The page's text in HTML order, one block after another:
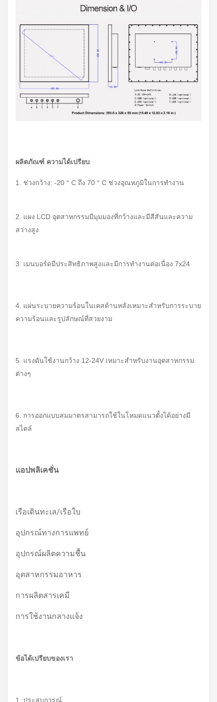
ผลิตภัณฑ์ ความได้เปรียบ
1. ช่วงกว้าง: -20 ° C ถึง 70 ° C ช่วงอุณหภูมิในการทำงาน
2. แผง LCD อุตสาหกรรมมีมุมมองที่กว้างและมีสีสันและความ
สว่างสูง
3. เมนบอร์ดมีประสิทธิภาพสูงและมีการทำงานต่อเนื่อง 7x24
4. แผ่นระบายความร้อนในเคสด้านหลังเหมาะสำหรับการระบาย
ความร้อนและรูปลักษณ์ที่สวยงาม
5. แรงดันใช้งานกว้าง 12-24V เหมาะสำหรับงานอุตสาหกรรม
ต่างๆ
6. การออกแบบสมมาตรสามารถใช้ในโหมดแนวตั้งได้อย่างมี
สไตล์
แอปพลิเคชั่น
เรือเดินทะเล/เรือใบ
อุปกรณ์ทางการแพทย์
อุปกรณ์ผลิตความชื้น
อุตสาหกรรมอาหาร
การผลิตสารเคมี
การใช้งานกลางแจ้ง
ข้อได้เปรียบของเรา
1. ประสบการณ์